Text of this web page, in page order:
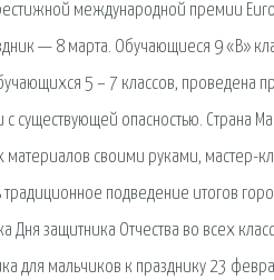
международной премии
— 8 марта. Обучающиеся 9 «В»
5 – 7 классов, проведена
существующей опасностью. Страна
своими руками, мастер-
подведение итогов
Дня защитника Отчества во всех
для мальчиков к празднику 23